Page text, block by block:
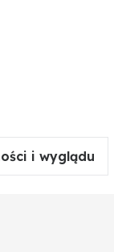
i wyglądu